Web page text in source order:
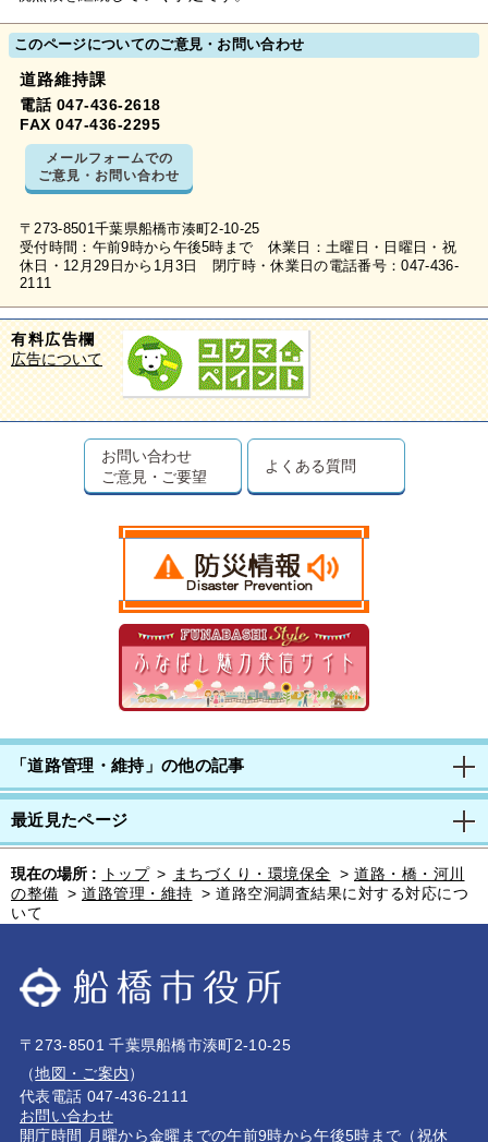
このページについてのご意見・お問い合わせ
道路維持課
電話 047-436-2618
FAX 047-436-2295
メールフォームでの
ご意見・お問い合わせ
〒273-8501千葉県船橋市湊町2-10-25
受付時間：午前9時から午後5時まで 休業日：土曜日・日曜日・祝
休日・12月29日から1月3日 閉庁時・休業日の電話番号：047-436-
2111
有料広告欄
広告について
お問い合わせ
ご意見・ご要望
よくある質問
「道路管理・維持」の他の記事
最近見たページ
現在の場所 : トップ > まちづくり・環境保全 > 道路・橋・河川
の整備 > 道路管理・維持 > 道路空洞調査結果に対する対応につ
いて
〒273-8501 千葉県船橋市湊町2-10-25
（地図・ご案内）
代表電話 047-436-2111
お問い合わせ
開庁時間 月曜から金曜までの午前9時から午後5時まで（祝休